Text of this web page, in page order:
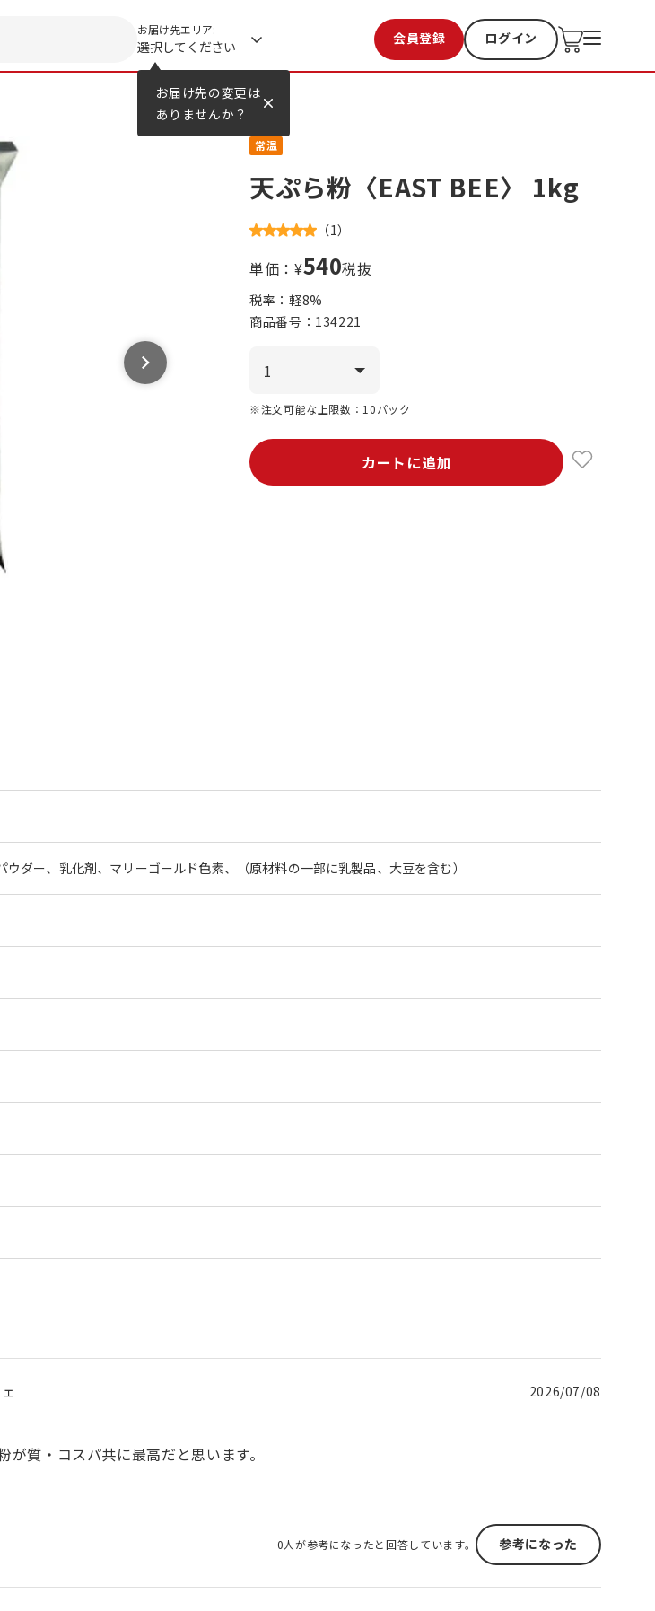
お届け先の変更は
ありませんか？
お届け先エリア:
選択してください 会員登録 ログイン
お気に入り 過去購入
常温
天ぷら粉〈EAST BEE〉 1kg
（1）
単価：¥540税抜
税率：軽8%
商品番号： 134221
※注文可能な上限数：10パック
カートに追加
ダー、乳化剤、マリーゴールド色素、（原材料の一部に乳製品、大豆を含む）
2026/07/08
質・コスパ共に最高だと思います。
0人が参考になったと回答しています。 参考になった